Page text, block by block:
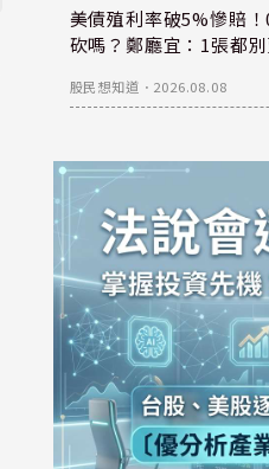
美債殖利率破5%慘賠
砍嗎？鄭廳宜：1張都
股民想知道 ． 2026.08.08